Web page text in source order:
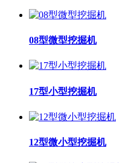
08型微型挖掘机
17型小型挖掘机
12型微小型挖掘机